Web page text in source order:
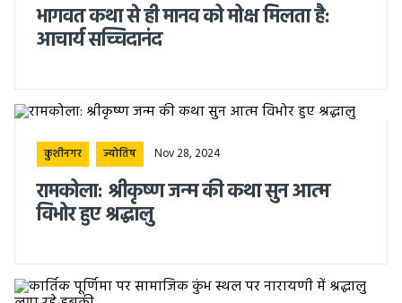
भागवत कथा से ही मानव को मोक्ष मिलता है:
आचार्य सच्चिदानंद
कुशीनगर ज्योतिष Nov 28, 2024
रामकोला: श्रीकृष्ण जन्म की कथा सुन आत्म
विभोर हुए श्रद्धालु